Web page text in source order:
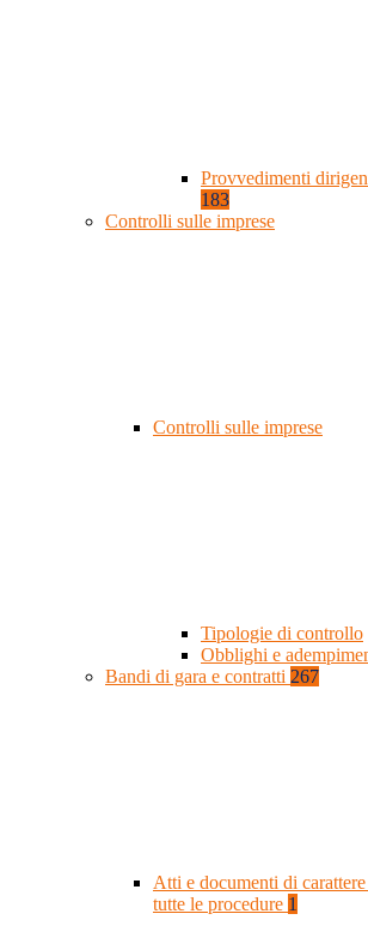
Provvedimenti
183
Controlli sulle imprese
Controlli sulle imprese
Tipologie di controllo
Obblighi e
Bandi di gara e contratti 267
Atti e documenti di
tutte le procedure 1